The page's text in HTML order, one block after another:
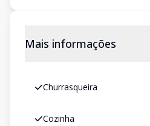
Mais informações
Churrasqueira
Cozinha